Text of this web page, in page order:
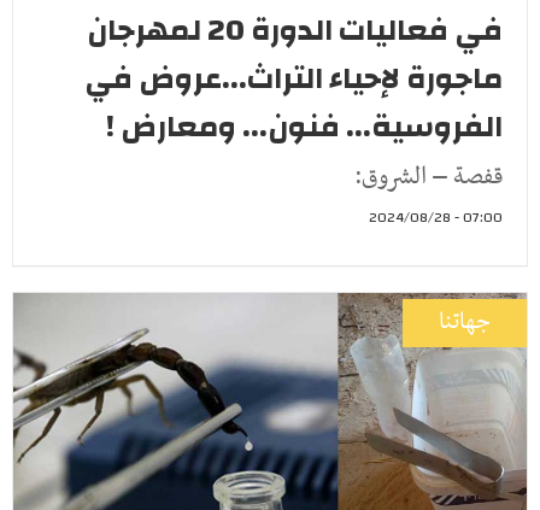
في فعاليات الدورة 20 لمهرجان
ماجورة لإحياء التراث...عروض في
الفروسية... فنون... ومعارض !
قفصة – الشروق:
07:00 - 2024/08/28
جهاتنا